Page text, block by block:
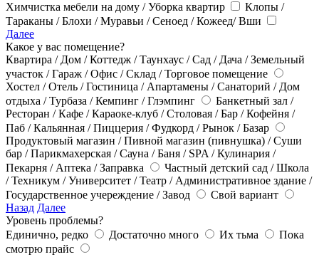
Химчистка мебели на дому / Уборка квартир
Клопы /
Тараканы / Блохи / Муравьи / Сеноед / Кожеед/ Вши
Далее
Какое у вас помещение?
Квартира / Дом / Коттедж / Таунхаус / Сад / Дача / Земельный
участок / Гараж / Офис / Склад / Торговое помещение
Хостел / Отель / Гостиница / Апартамены / Санаторий / Дом
отдыха / Турбаза / Кемпинг / Глэмпинг
Банкетный зал /
Ресторан / Кафе / Караоке-клуб / Столовая / Бар / Кофейня /
Паб / Кальянная / Пиццерия / Фудкорд / Рынок / Базар
Продуктовый магазин / Пивной магазин (пивнушка) / Суши
бар / Парикмахерская / Сауна / Баня / SPA / Кулинария /
Пекарня / Аптека / Заправка
Частный детский сад / Школа
/ Техникум / Университет / Театр / Административное здание /
Государственное учереждение / Завод
Свой вариант
Назад Далее
Уровень проблемы?
Единично, редко
Достаточно много Их тьма
Пока
смотрю прайс